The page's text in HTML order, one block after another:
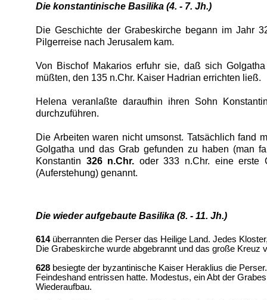
Die konstantinische Basilika (4. - 7. Jh.)
Die Geschichte der Grabeskirche begann im Jahr
Pilgerreise nach Jerusalem kam.
Von Bischof Makarios erfuhr sie, daß sich
müßten, den 135 n.Chr. Kaiser Hadrian errichten ließ.
Helena veranlaßte daraufhin ihren Sohn
durchzuführen.
Die Arbeiten waren nicht umsonst. Tatsächlich fand
Golgatha und das Grab gefunden zu haben (man
Konstantin 326 n.Chr. oder 333 n.Chr. eine erste
(Auferstehung) genannt.
Die wieder aufgebaute Basilika (8. - 11. Jh.)
614überrannten die Perser das Heilige Land. Jedes
Die Grabeskirche wurde abgebrannt und das große Kreuz
628 besiegte der byzantinische Kaiser Heraklius die
Feindeshand entrissen hatte. Modestus, ein Abt der
Wiederaufbau.